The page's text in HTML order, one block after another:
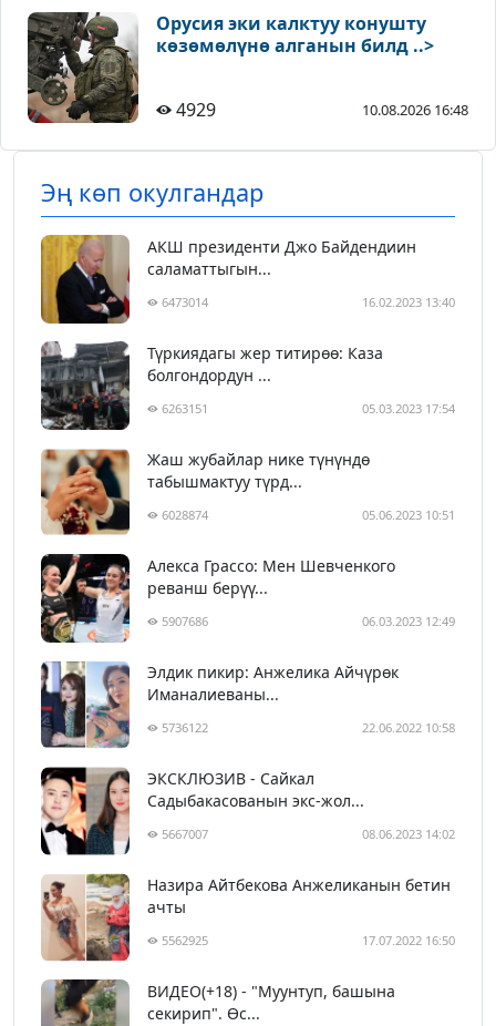
Орусия эки калктуу конушту
көзөмөлүнө алганын билд ..>
4929 10.08.2026 16:48
Эң көп окулгандар
АКШ президенти Джо Байдендиин
саламаттыгын...
6473014 16.02.2023 13:40
Түркиядагы жер титирөө: Каза
болгондордун ...
6263151 05.03.2023 17:54
Жаш жубайлар нике түнүндө
табышмактуу түрд...
6028874 05.06.2023 10:51
Алекса Грассо: Мен Шевченкого
реванш берүү...
5907686 06.03.2023 12:49
Элдик пикир: Анжелика Айчүрөк
Иманалиеваны...
5736122 22.06.2022 10:58
ЭКСКЛЮЗИВ - Сайкал
Садыбакасованын экс-жол...
5667007 08.06.2023 14:02
Назира Айтбекова Анжеликанын бетин
ачты
5562925 17.07.2022 16:50
ВИДЕО(+18) - "Муунтуп, башына
секирип". Өс...